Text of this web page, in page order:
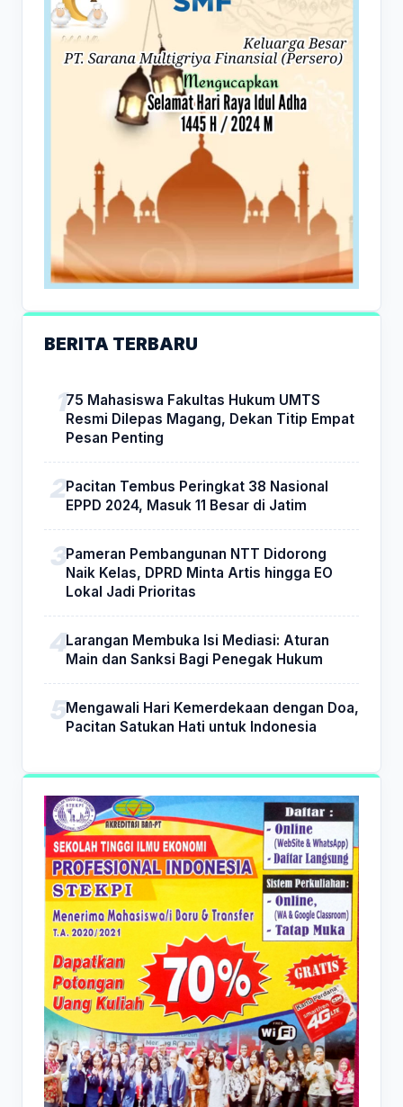
BERITA TERBARU
75 Mahasiswa Fakultas Hukum UMTS
Resmi Dilepas Magang, Dekan Titip Empat
Pesan Penting
Pacitan Tembus Peringkat 38 Nasional
EPPD 2024, Masuk 11 Besar di Jatim
Pameran Pembangunan NTT Didorong
Naik Kelas, DPRD Minta Artis hingga EO
Lokal Jadi Prioritas
Larangan Membuka Isi Mediasi: Aturan
Main dan Sanksi Bagi Penegak Hukum
Mengawali Hari Kemerdekaan dengan Doa,
Pacitan Satukan Hati untuk Indonesia